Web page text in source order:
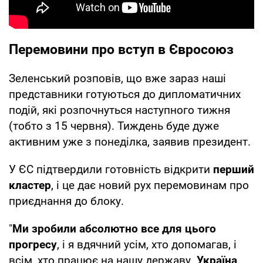
Перемовини про вступ в Євросоюз
Зеленський розповів, що вже зараз наші
представники готуються до дипломатичних
подій, які розпочнуться наступного тижня
(тобто з 15 червня). Тиждень буде дуже
активним уже з понеділка, заявив президент.
У ЄС підтвердили готовність відкрити перший
кластер, і це дає новий рух перемовинам про
приєднання до блоку.
"Ми зробили абсолютно все для цього
прогресу, і я вдячний усім, хто допомагав, і
всім, хто працює на нашу державу. Україна